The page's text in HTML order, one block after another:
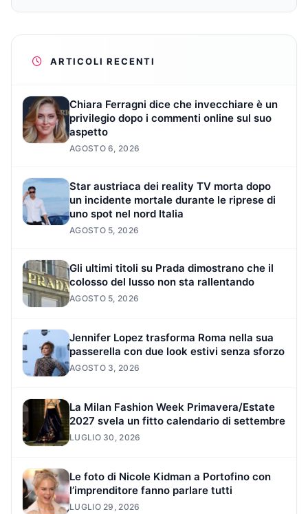
ARTICOLI RECENTI
Chiara Ferragni dice che invecchiare è un
privilegio dopo i commenti online sul suo
aspetto
AGOSTO 6, 2026
Star austriaca dei reality TV morta dopo
un incidente mortale durante le riprese di
uno spot nel nord Italia
AGOSTO 5, 2026
Gli ultimi titoli su Prada dimostrano che il
colosso del lusso non sta rallentando
AGOSTO 5, 2026
Jennifer Lopez trasforma Roma nella sua
passerella con due look estivi senza sforzo
AGOSTO 3, 2026
La Milan Fashion Week Primavera/Estate
2027 svela un fitto calendario di settembre
LUGLIO 30, 2026
Le foto di Nicole Kidman a Portofino con
l’imprenditore fanno parlare tutti
LUGLIO 29, 2026